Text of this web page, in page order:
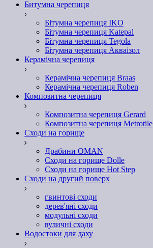
Битумна черепиця
Бітумна черепиця IKO
Бітумна черепиця Katepal
Бітумна черепиця Tegola
Бітумна черепиця Акваізол
Керамічна черепиця
Керамічна черепиця Braas
Керамічна черепиця Roben
Композитна черепиця
Композитна черепиця Gerard
Композитна черепиця Metrotile
Сходи на горище
Драбини OMAN
Сходи на горище Dolle
Сходи на горище Hot Step
Сходи на другий поверх
гвинтові сходи
дерев'яні сходи
модульні сходи
вуличні сходи
Водостоки для даху